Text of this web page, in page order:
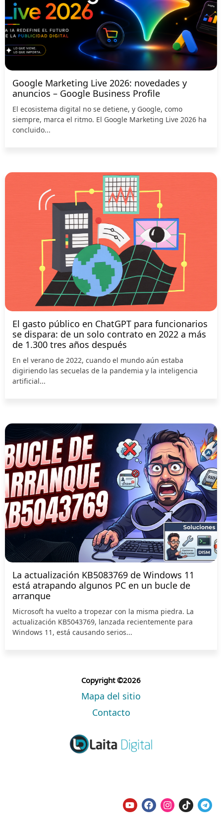
Google Marketing Live 2026: novedades y
anuncios – Google Business Profile
El ecosistema digital no se detiene, y Google, como
siempre, marca el ritmo. El Google Marketing Live 2026 ha
concluido...
El gasto público en ChatGPT para funcionarios
se dispara: de un solo contrato en 2022 a más
de 1.300 tres años después
En el verano de 2022, cuando el mundo aún estaba
digiriendo las secuelas de la pandemia y la inteligencia
artificial...
La actualización KB5083769 de Windows 11
está atrapando algunos PC en un bucle de
arranque
Microsoft ha vuelto a tropezar con la misma piedra. La
actualización KB5043769, lanzada recientemente para
Windows 11, está causando serios...
Copyright ©2026
Mapa del sitio
Contacto